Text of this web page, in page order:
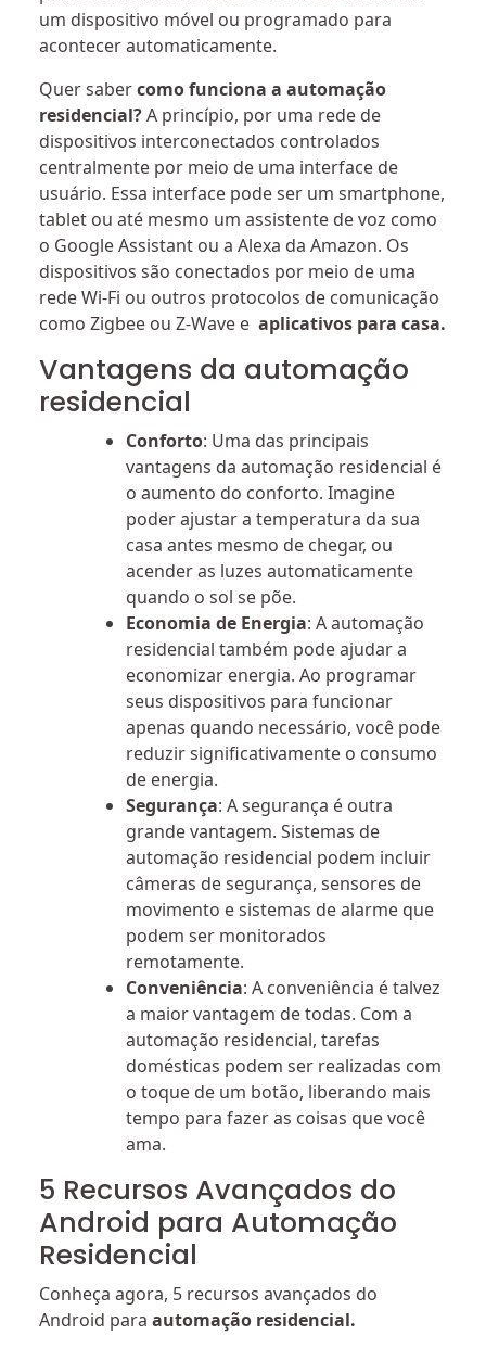
um dispositivo móvel ou programado para
acontecer automaticamente.
Quer sabercomo funciona a automação
residencial?A princípio, por uma rede de
dispositivos interconectados controlados
centralmente por meio de uma interface de
usuário. Essa interface pode ser um smartphone,
tablet ou até mesmo um assistente de voz como
o Google Assistant ou a Alexa da Amazon. Os
dispositivos são conectados por meio de uma
rede Wi-Fi ou outros protocolos de comunicação
como Zigbee ou Z-Wave e aplicativos para casa.
Vantagens da automação
residencial
Conforto: Uma das principais
vantagens da automação residencial é
o aumento do conforto. Imagine
poder ajustar a temperatura da sua
casa antes mesmo de chegar, ou
acender as luzes automaticamente
quando o sol se põe.
Economia de Energia: A automação
residencial também pode ajudar a
economizar energia. Ao programar
seus dispositivos para funcionar
apenas quando necessário, você pode
reduzir significativamente o consumo
de energia.
Segurança: A segurança é outra
grande vantagem. Sistemas de
automação residencial podem incluir
câmeras de segurança, sensores de
movimento e sistemas de alarme que
podem ser monitorados
remotamente.
Conveniência: A conveniência é talvez
a maior vantagem de todas. Com a
automação residencial, tarefas
domésticas podem ser realizadas com
o toque de um botão, liberando mais
tempo para fazer as coisas que você
ama.
5 Recursos Avançados do
Android para Automação
Residencial
Conheça agora, 5 recursos avançados do
Android para automação residencial.